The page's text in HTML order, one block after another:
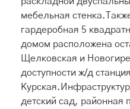
мебельная
гардеробная 5
домом расположена
Щелковская и
доступности ж/д
детский сад, районная